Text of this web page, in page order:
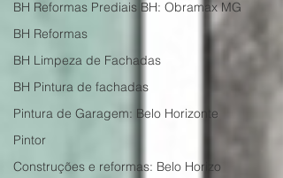
BH Reformas Prediais BH: Obramax MG
BH Reformas
BH Limpeza de Fachadas
BH Pintura de fachadas
Pintura de Garagem: Belo Horizonte
Pintor
Construções e reformas: Belo Horizo